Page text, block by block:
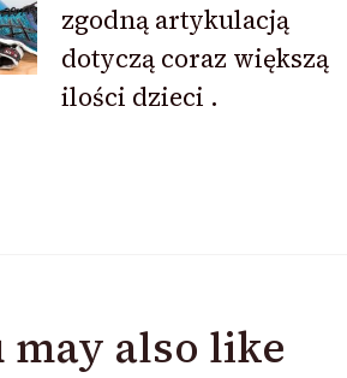
zgodną artykulacją
dotyczą coraz większą
ilości dzieci .
may also like